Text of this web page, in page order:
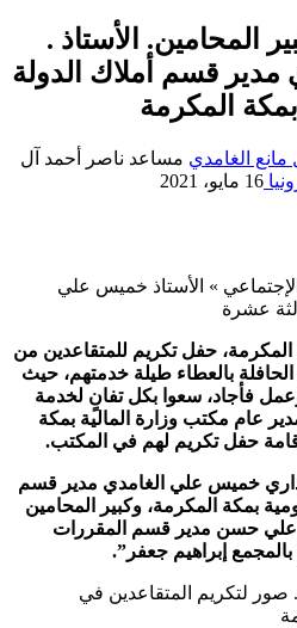
المحامين. الأستاذ .
قسم أملاك الدولة
المكرمة
مساعد ناصر أحمد آل
16 مايو، 2021
المكرمة، حفل تكريم للمتقاعدين من
الحافلة بالعطاء طيلة خدمتهم، حيث
فأجاد، سعوا بكل تفانٍ لخدمة
عام مكتب وزارة المالية بمكة
حفل تكريم لهم في المكتب.
خميس علي الغامدي مدير قسم
بمكة المكرمة، وكبير المحامين
علي حسن مدير قسم المقررات
إبراهيم جعفر”.